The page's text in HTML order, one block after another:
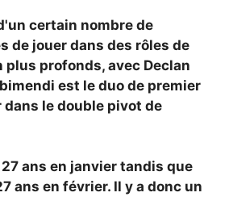
certain nombre de
de jouer dans des rôles de
plus profonds, avec Declan
est le duo de premier
le double pivot de
ans en janvier tandis que
ans en février. Il y a donc un